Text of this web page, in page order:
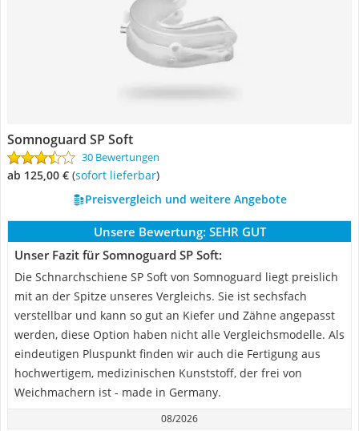
Somnoguard SP Soft
30 Bewertungen
ab 125,00 € ( Sofort lieferbar)
Preisvergleich und weitere Angebote
Unsere Bewertung: SEHR GUT
Unser Fazit für Somnoguard SP Soft:
Die Schnarchschiene SP Soft von Somnoguard liegt preislich
mit an der Spitze unseres Vergleichs. Sie ist sechsfach
verstellbar und kann so gut an Kiefer und Zähne angepasst
werden, diese Option haben nicht alle Vergleichsmodelle. Als
eindeutigen Pluspunkt finden wir auch die Fertigung aus
hochwertigem, medizinischen Kunststoff, der frei von
Weichmachern ist - made in Germany.
08/2026